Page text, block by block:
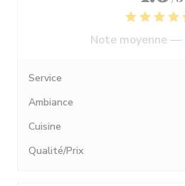
Note moyenne —
Service
Ambiance
Cuisine
Qualité/Prix